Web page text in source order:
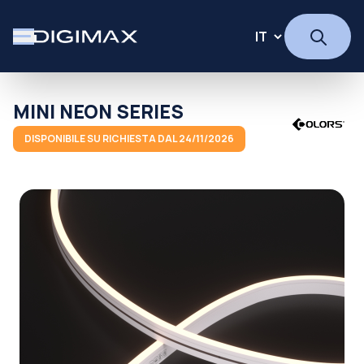
MINI NEON SERIES
DISPONIBILE SU RICHIESTA DAL 24/11/2026